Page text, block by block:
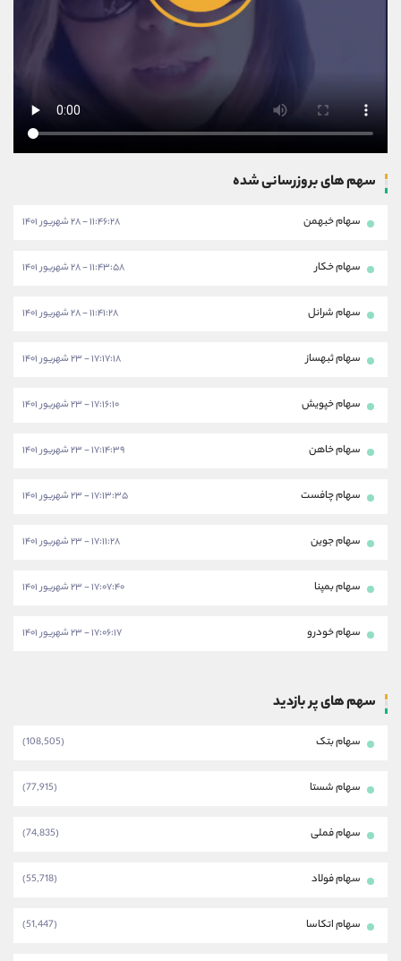
سهم های بروزرسانی شده
سهام خبهمن ۱۱:۴۶:۲۸ - ۲۸ شهریور ۱۴۰۱
سهام خکار ۱۱:۴۳:۵۸ - ۲۸ شهریور ۱۴۰۱
سهام شرانل ۱۱:۴۱:۲۸ - ۲۸ شهریور ۱۴۰۱
سهام ثبهساز ۱۷:۱۷:۱۸ - ۲۳ شهریور ۱۴۰۱
سهام خپویش ۱۷:۱۶:۱۰ - ۲۳ شهریور ۱۴۰۱
سهام خاهن ۱۷:۱۴:۳۹ - ۲۳ شهریور ۱۴۰۱
سهام چافست ۱۷:۱۳:۳۵ - ۲۳ شهریور ۱۴۰۱
سهام جوین ۱۷:۱۱:۲۸ - ۲۳ شهریور ۱۴۰۱
سهام بمپنا ۱۷:۰۷:۴۰ - ۲۳ شهریور ۱۴۰۱
سهام خودرو ۱۷:۰۶:۱۷ - ۲۳ شهریور ۱۴۰۱
سهم های پر بازدید
سهام بتک (108,505)
سهام شستا (77,915)
سهام فملی (74,835)
سهام فولاد (55,718)
سهام اتکاسا (51,447)